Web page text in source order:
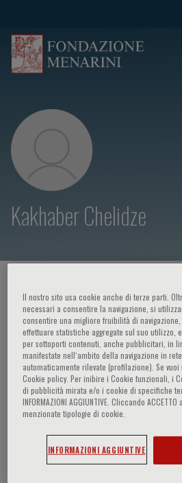
Kakhaber Chelidze
Kakhaber Chelidze
Curriculum Vitae
Kakhaber Chelidze, MD, PhD, is a
Il nostro sito usa cookie anche di terze parti.
necessari a consentire la navigazione, si
consentire una migliore fruibilità di
effettuare statistiche aggregate sul suo utilizzo,
per sottoporti contenuti, anche pubblicitari, in
manifestate nell‘ambito della navigazione in
automaticamente rilevate (profilazione). Se
Cookie policy. Per inibire i Cookie funzionali, i
di pubblicità mirata e/o i cookie di specifiche
INFORMAZIONI AGGIUNTIVE. Cliccando
menzionate tipologie di cookie.
INFORMAZIONI AGGIUNTIVE